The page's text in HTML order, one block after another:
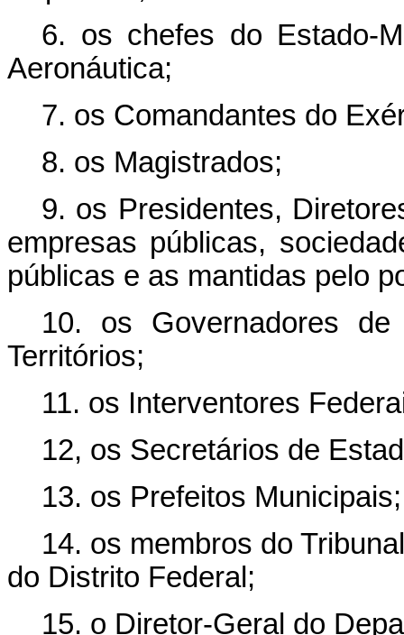
6. os chefes do Estado-
Aeronáutica;
7. os Comandantes do
8. os Magistrados;
9. os Presidentes,
empresas públicas,
públicas e as mantidas pelo
10. os Governadores
Territórios;
11. os Interventores
12, os Secretários de
13. os Prefeitos Municipais;
14. os membros do
do Distrito Federal;
15. o Diretor-Geral do